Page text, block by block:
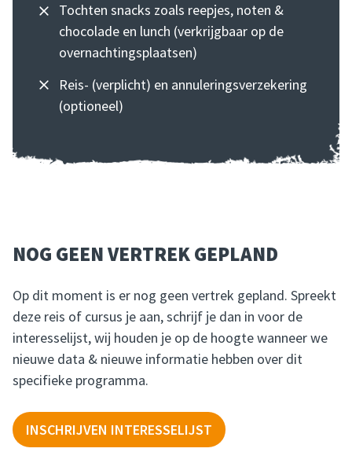
Tochten snacks zoals reepjes, noten &
chocolade en lunch (verkrijgbaar op de
overnachtingsplaatsen)
Reis- (verplicht) en annuleringsverzekering
(optioneel)
NOG GEEN VERTREK GEPLAND
Op dit moment is er nog geen vertrek gepland. Spreekt
deze reis of cursus je aan, schrijf je dan in voor de
interesselijst, wij houden je op de hoogte wanneer we
nieuwe data & nieuwe informatie hebben over dit
specifieke programma.
INSCHRIJVEN INTERESSELIJST